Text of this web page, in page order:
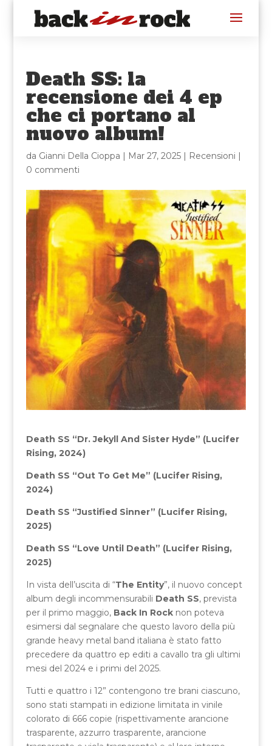
Death SS: la
recensione dei 4 ep
che ci portano al
nuovo album!
da Gianni Della Cioppa | Mar 27, 2025| Recensioni |
0 commenti
Death SS “Dr. Jekyll And Sister Hyde” (Lucifer
Rising, 2024)
Death SS “Out To Get Me” (Lucifer Rising,
2024)
Death SS “Justified Sinner” (Lucifer Rising,
2025)
Death SS “Love Until Death” (Lucifer Rising,
2025)
In vista dell’uscita di “The Entity”, il nuovo concept
album degli incommensurabili Death SS, prevista
per il primo maggio, Back In Rocknon poteva
esimersi dal segnalare che questo lavoro della più
grande heavy metal band italiana è stato fatto
precedere da quattro ep editi a cavallo tra gli ultimi
mesi del 2024 e i primi del 2025.
Tutti e quattro i 12” contengono tre brani ciascuno,
sono stati stampati in edizione limitata in vinile
colorato di 666 copie (rispettivamente arancione
trasparente, azzurro trasparente, arancione